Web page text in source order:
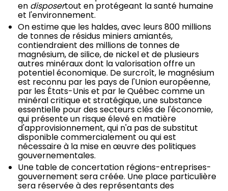
en disposertout en protégeant la santé humaine
et l'environnement.
On estime que les haldes, avec leurs 800 millions
de tonnes de résidus miniers amiantés,
contiendraient des millions de tonnes de
magnésium, de silice, de nickel et de plusieurs
autres minéraux dont la valorisation offre un
potentiel économique. De surcroît, le magnésium
est reconnu par les pays de l'Union européenne,
par les États-Unis et par le Québec comme un
minéral critique et stratégique, une substance
essentielle pour des secteurs clés de l'économie,
qui présente un risque élevé en matière
d'approvisionnement, qui n'a pas de substitut
disponible commercialement ou qui est
nécessaire à la mise en œuvre des politiques
gouvernementales.
Une table de concertation régions-entreprises-
gouvernement sera créée. Une place particulière
sera réservée à des représentants des